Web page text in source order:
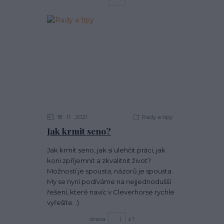
Jak krmit seno?
18 11 2021 Rady a tipy
Jak krmit seno, jak si ulehčit práci, jak
koni zpříjemnit a zkvalitnit život?
Možností je spousta, názorů je spousta.
My se nyní podíváme na nejjednodušší
řešení, které navíc v Cleverhorse rychle
vyřešíte. :)
strana z 1